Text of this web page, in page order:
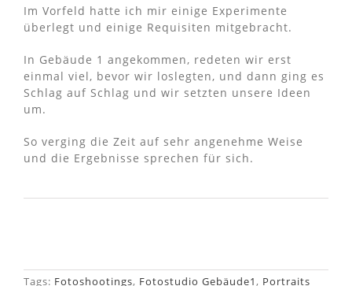
Im Vorfeld hatte ich mir einige Experimente
überlegt und einige Requisiten mitgebracht.
In Gebäude 1 angekommen, redeten wir erst
einmal viel, bevor wir loslegten, und dann ging es
Schlag auf Schlag und wir setzten unsere Ideen
um.
So verging die Zeit auf sehr angenehme Weise
und die Ergebnisse sprechen für sich.
Tags: Fotoshootings, Fotostudio Gebäude1, Portraits